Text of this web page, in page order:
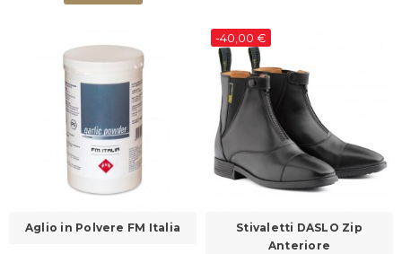
Aglio in Polvere FM Italia
-40,00 €
Stivaletti DASLO Zip
Anteriore